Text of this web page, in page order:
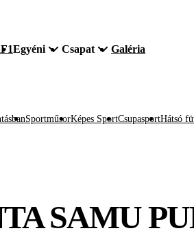
F1Egyéni Csapat Galéria
SportműsorKépes SportCsupasportHátsó
SAMU